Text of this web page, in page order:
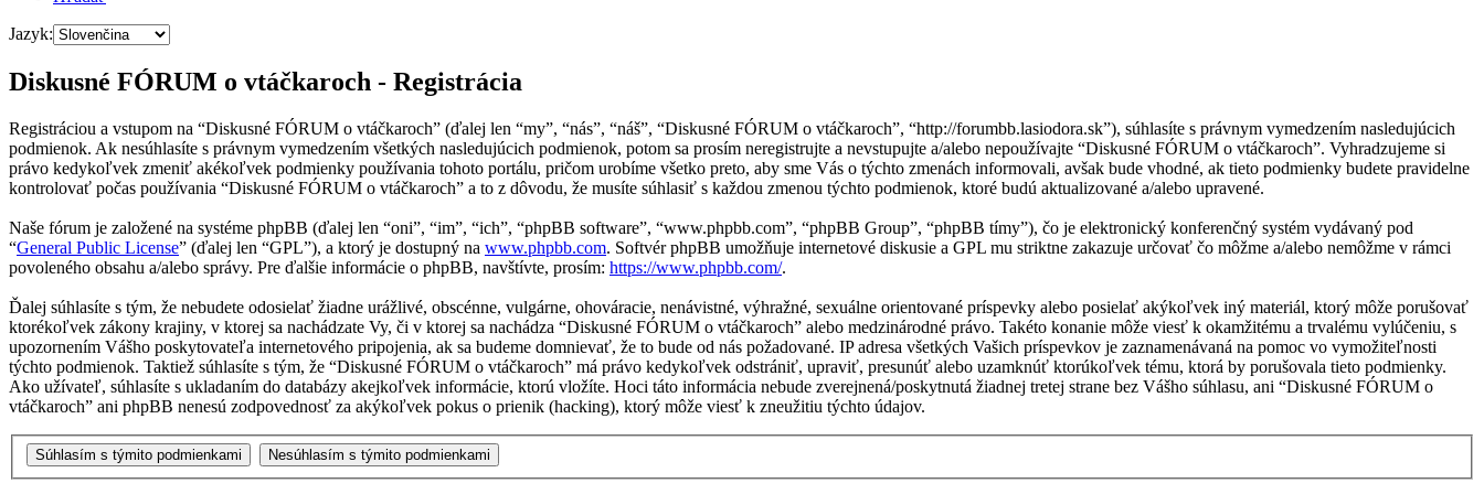
Jazyk:
Diskusné FÓRUM o vtáčkaroch - Registrácia
Registráciou a vstupom na “Diskusné FÓRUM o vtáčkaroch” (ďalej len “my”, “nás”, “náš”, “Diskusné FÓRUM o vtáčkaroch”, “http://forumbb.lasiodora.sk”), súhlasíte s právnym vymedzením nasledujúcich
podmienok. Ak nesúhlasíte s právnym vymedzením všetkých nasledujúcich podmienok, potom sa prosím neregistrujte a nevstupujte a/alebo nepoužívajte “Diskusné FÓRUM o vtáčkaroch”. Vyhradzujeme si
právo kedykoľvek zmeniť akékoľvek podmienky používania tohoto portálu, pričom urobíme všetko preto, aby sme Vás o týchto zmenách informovali, avšak bude vhodné, ak tieto podmienky budete pravidelne
kontrolovať počas používania “Diskusné FÓRUM o vtáčkaroch” a to z dôvodu, že musíte súhlasiť s každou zmenou týchto podmienok, ktoré budú aktualizované a/alebo upravené.
Naše fórum je založené na systéme phpBB (ďalej len “oni”, “im”, “ich”, “phpBB software”, “www.phpbb.com”, “phpBB Group”, “phpBB tímy”), čo je elektronický konferenčný systém vydávaný pod
“General Public License” (ďalej len “GPL”), a ktorý je dostupný na www.phpbb.com. Softvér phpBB umožňuje internetové diskusie a GPL mu striktne zakazuje určovať čo môžme a/alebo nemôžme v rámci
povoleného obsahu a/alebo správy. Pre ďalšie informácie o phpBB, navštívte, prosím: https://www.phpbb.com/.
Ďalej súhlasíte s tým, že nebudete odosielať žiadne urážlivé, obscénne, vulgárne, ohováracie, nenávistné, výhražné, sexuálne orientované príspevky alebo posielať akýkoľvek iný materiál, ktorý môže porušovať
ktorékoľvek zákony krajiny, v ktorej sa nachádzate Vy, či v ktorej sa nachádza “Diskusné FÓRUM o vtáčkaroch” alebo medzinárodné právo. Takéto konanie môže viesť k okamžitému a trvalému vylúčeniu, s
upozornením Vášho poskytovateľa internetového pripojenia, ak sa budeme domnievať, že to bude od nás požadované. IP adresa všetkých Vašich príspevkov je zaznamenávaná na pomoc vo vymožiteľnosti
týchto podmienok. Taktiež súhlasíte s tým, že “Diskusné FÓRUM o vtáčkaroch” má právo kedykoľvek odstrániť, upraviť, presunúť alebo uzamknúť ktorúkoľvek tému, ktorá by porušovala tieto podmienky.
Ako užívateľ, súhlasíte s ukladaním do databázy akejkoľvek informácie, ktorú vložíte. Hoci táto informácia nebude zverejnená/poskytnutá žiadnej tretej strane bez Vášho súhlasu, ani “Diskusné FÓRUM o
vtáčkaroch” ani phpBB nenesú zodpovednosť za akýkoľvek pokus o prienik (hacking), ktorý môže viesť k zneužitiu týchto údajov.